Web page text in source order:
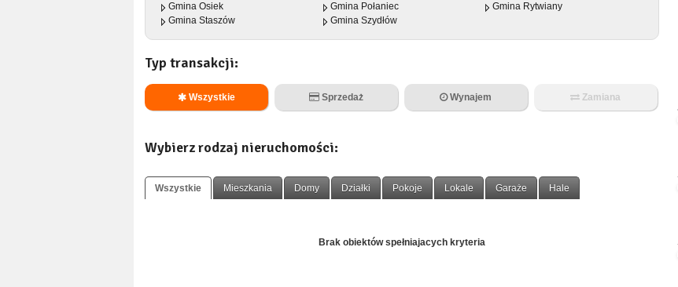
Gmina Osiek
Gmina Połaniec
Gmina Rytwiany
Gmina Staszów
Gmina Szydłów
Typ transakcji:
Wszystkie Sprzedaż Wynajem Zamiana
Wybierz rodzaj nieruchomości:
Wszystkie Mieszkania Domy Działki Pokoje Lokale Garaże Hale
Brak obiektów spełniajacych kryteria